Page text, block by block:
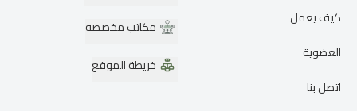
كيف يعمل
العضوية
اتصل بنا
مكاتب مخصصه
خريطة الموقع